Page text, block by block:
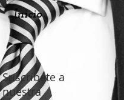
Suscríbete a
nuestra
Inicio